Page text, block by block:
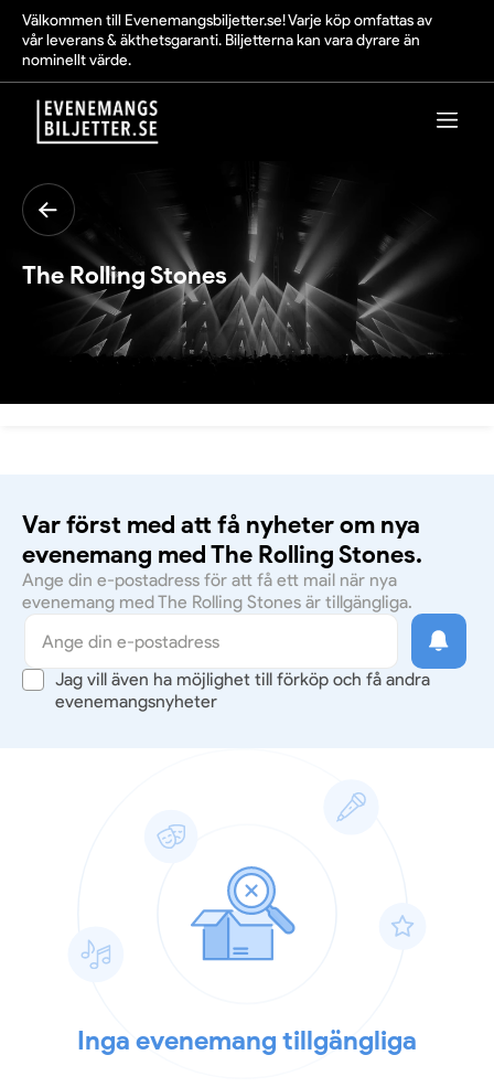
Välkommen till Evenemangsbiljetter.se! Varje köp omfattas av
vår leverans & äkthetsgaranti. Biljetterna kan vara dyrare än
nominellt värde.
The Rolling Stones
Var först med att få nyheter om nya
evenemang med The Rolling Stones.
Ange din e-postadress för att få ett mail när nya
evenemang med The Rolling Stones är tillgängliga.
Jag vill även ha möjlighet till förköp och få andra
evenemangsnyheter
Inga evenemang tillgängliga